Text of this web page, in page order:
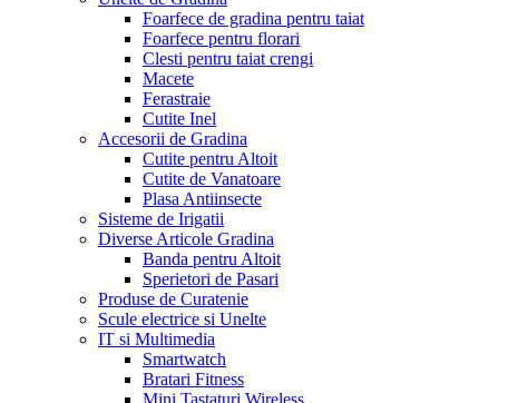
Foarfece de gradina pentru taiat
Foarfece pentru florari
Clesti pentru taiat crengi
Macete
Ferastraie
Cutite Inel
Accesorii de Gradina
Cutite pentru Altoit
Cutite de Vanatoare
Plasa Antiinsecte
Sisteme de Irigatii
Diverse Articole Gradina
Banda pentru Altoit
Sperietori de Pasari
Produse de Curatenie
Scule electrice si Unelte
IT si Multimedia
Smartwatch
Bratari Fitness
Mini Tastaturi Wireless